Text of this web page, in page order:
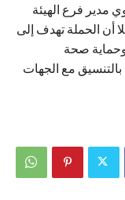
مدير فرع الهيئة
أن الحملة تهدف إلى
وحماية صحة
بالتنسيق مع الجهات